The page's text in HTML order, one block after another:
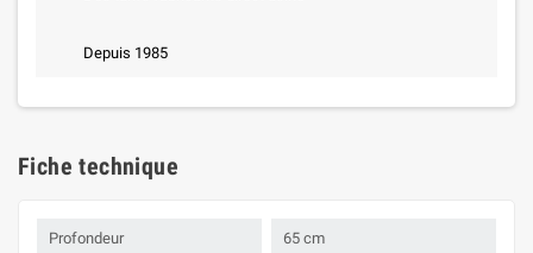
Depuis 1985
Fiche technique
Profondeur 65 cm